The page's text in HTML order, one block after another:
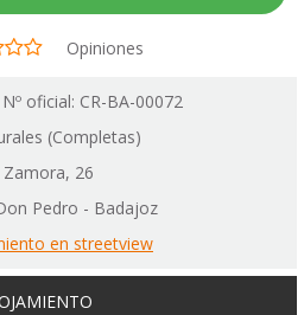
Opiniones
oficial: CR-BA-00072
(Completas)
Zamora, 26
Pedro - Badajoz
en streetview